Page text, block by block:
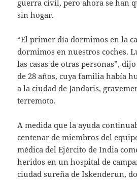
guerra civil, pero ahora se han
sin hogar.
“El primer día dormimos en la
dormimos en nuestros coches.
las casas de otras personas”,
de 28 años, cuya familia había
a la ciudad de Jandaris,
terremoto.
A medida que la ayuda
centenar de miembros del
médica del Ejército de India
heridos en un hospital de
ciudad sureña de Iskenderun,